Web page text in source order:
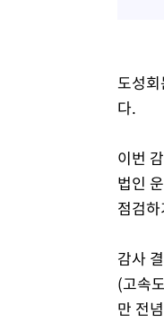
도성
다.
이번
법인
점검
감사
(고속
만 전